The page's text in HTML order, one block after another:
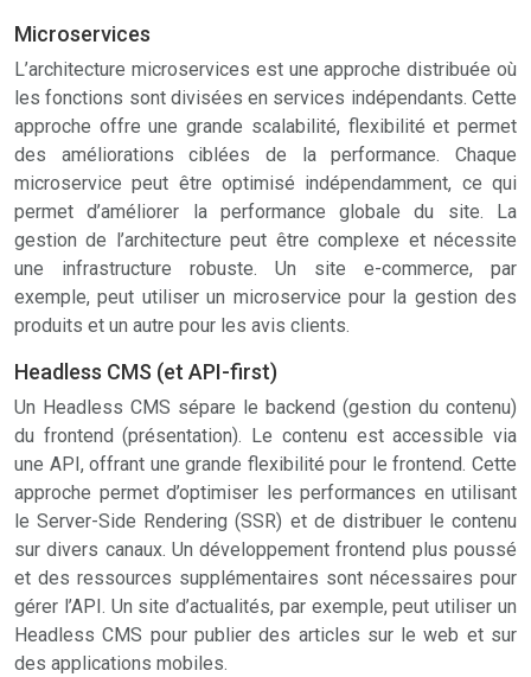
Microservices
L’architecture microservices est une approche distribuée où
les fonctions sont divisées en services indépendants. Cette
approche offre une grande scalabilité, flexibilité et permet
des améliorations ciblées de la performance. Chaque
microservice peut être optimisé indépendamment, ce qui
permet d’améliorer la performance globale du site. La
gestion de l’architecture peut être complexe et nécessite
une infrastructure robuste. Un site e-commerce, par
exemple, peut utiliser un microservice pour la gestion des
produits et un autre pour les avis clients.
Headless CMS (et API-first)
Un Headless CMS sépare le backend (gestion du contenu)
du frontend (présentation). Le contenu est accessible via
une API, offrant une grande flexibilité pour le frontend. Cette
approche permet d’optimiser les performances en utilisant
le Server-Side Rendering (SSR) et de distribuer le contenu
sur divers canaux. Un développement frontend plus poussé
et des ressources supplémentaires sont nécessaires pour
gérer l’API. Un site d’actualités, par exemple, peut utiliser un
Headless CMS pour publier des articles sur le web et sur
des applications mobiles.